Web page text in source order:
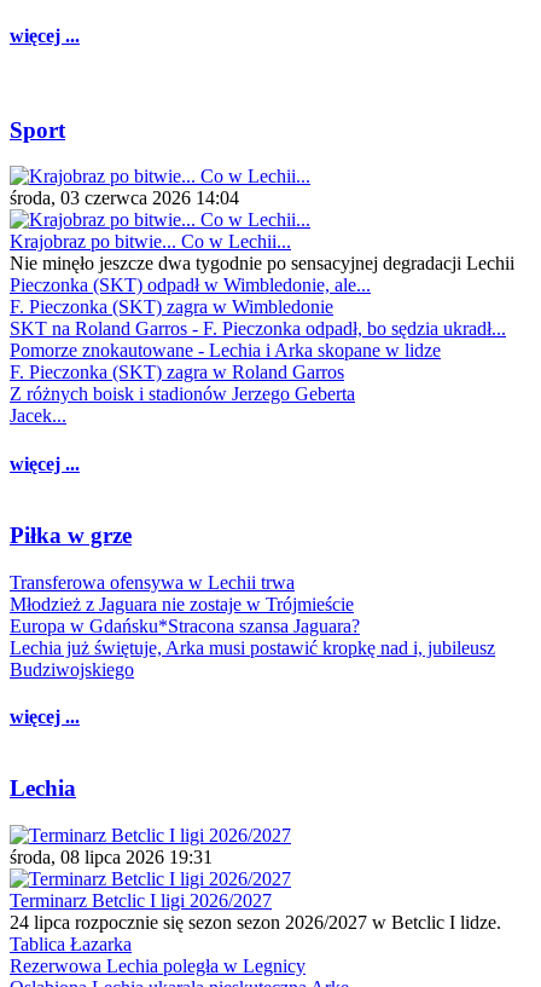
więcej ...
Sport
środa, 03 czerwca 2026 14:04
Krajobraz po bitwie... Co w Lechii...
Nie minęło jeszcze dwa tygodnie po sensacyjnej degradacji Lechii
Pieczonka (SKT) odpadł w Wimbledonie, ale...
F. Pieczonka (SKT) zagra w Wimbledonie
SKT na Roland Garros - F. Pieczonka odpadł, bo sędzia ukradł...
Pomorze znokautowane - Lechia i Arka skopane w lidze
F. Pieczonka (SKT) zagra w Roland Garros
Z różnych boisk i stadionów Jerzego Geberta
Jacek...
więcej ...
Piłka w grze
Transferowa ofensywa w Lechii trwa
Młodzież z Jaguara nie zostaje w Trójmieście
Europa w Gdańsku*Stracona szansa Jaguara?
Lechia już świętuje, Arka musi postawić kropkę nad i, jubileusz
Budziwojskiego
więcej ...
Lechia
środa, 08 lipca 2026 19:31
Terminarz Betclic I ligi 2026/2027
24 lipca rozpocznie się sezon sezon 2026/2027 w Betclic I lidze.
Tablica Łazarka
Rezerwowa Lechia poległa w Legnicy